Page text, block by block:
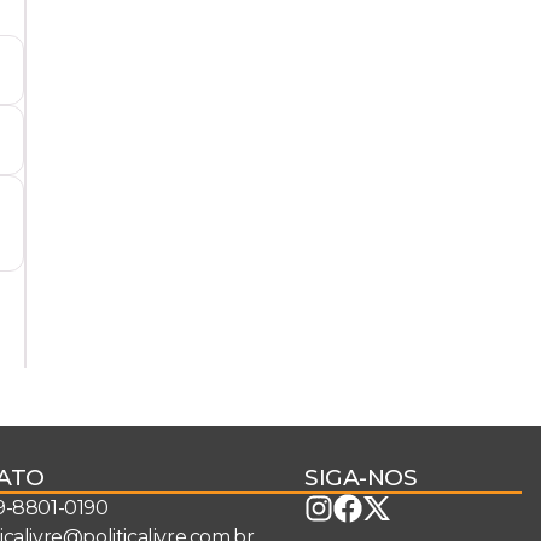
8801-0190
SIGA-NOS